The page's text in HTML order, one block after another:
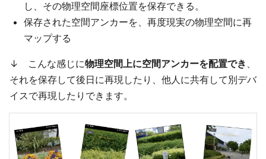
し、その物理空間座標位置を保存できる。
保存された空間アンカーを、再度現実の物理空間に再
マップする
↓ こんな感じに物理空間上に空間アンカーを配置でき 、
それを保存して後日に再現したり、他人に共有して別デバ
イスで再現したりできます。